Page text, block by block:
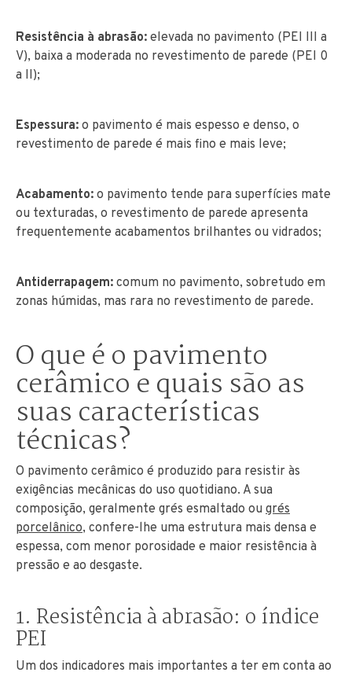
Resistência à abrasão: elevada no pavimento (PEI III a
V), baixa a moderada no revestimento de parede (PEI 0
a II);
Espessura: o pavimento é mais espesso e denso, o
revestimento de parede é mais fino e mais leve;
Acabamento: o pavimento tende para superfícies mate
ou texturadas, o revestimento de parede apresenta
frequentemente acabamentos brilhantes ou vidrados;
Antiderrapagem: comum no pavimento, sobretudo em
zonas húmidas, mas rara no revestimento de parede.
O que é o pavimento
cerâmico e quais são as
suas características
técnicas?
O pavimento cerâmico é produzido para resistir às
exigências mecânicas do uso quotidiano. A sua
composição, geralmente grés esmaltado ou grés
porcelânico, confere-lhe uma estrutura mais densa e
espessa, com menor porosidade e maior resistência à
pressão e ao desgaste.
1. Resistência à abrasão: o índice
PEI
Um dos indicadores mais importantes a ter em conta ao